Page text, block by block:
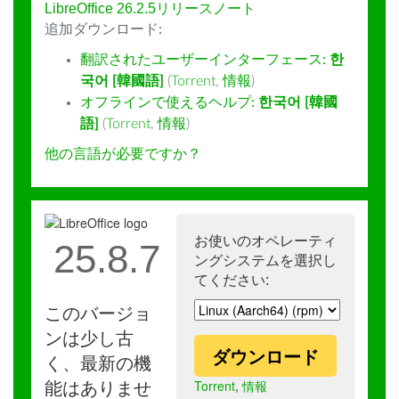
LibreOffice 26.2.5リリースノート
追加ダウンロード:
翻訳されたユーザーインターフェース: 한
국어 [韓國語] (Torrent,情報)
オフラインで使えるヘルプ: 한국어 [韓國
語] (Torrent,情報)
他の言語が必要ですか？
お使いのオペレーティ
ングシステムを選択し
てください:
ダウンロード
Torrent,情報
25.8.7
このバージョ
ンは少し古
く、最新の機
能はありませ